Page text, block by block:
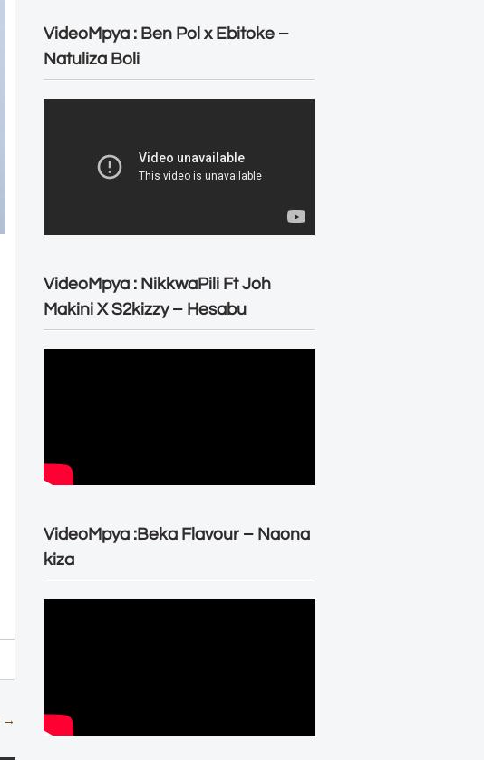
→
VideoMpya : Ben Pol x Ebitoke –
Natuliza Boli
VideoMpya : NikkwaPili Ft Joh
Makini X S2kizzy – Hesabu
VideoMpya :Beka Flavour – Naona
kiza